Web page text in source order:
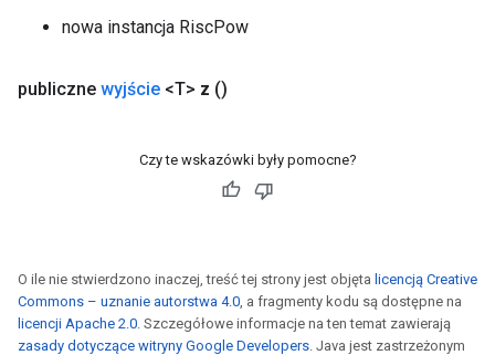
nowa instancja RiscPow
publiczne wyjście <T> z ()
Czy te wskazówki były pomocne?
O ile nie stwierdzono inaczej, treść tej strony jest objęta licencją Creative
Commons – uznanie autorstwa 4.0, a fragmenty kodu są dostępne na
licencji Apache 2.0. Szczegółowe informacje na ten temat zawierają
zasady dotyczące witryny Google Developers. Java jest zastrzeżonym